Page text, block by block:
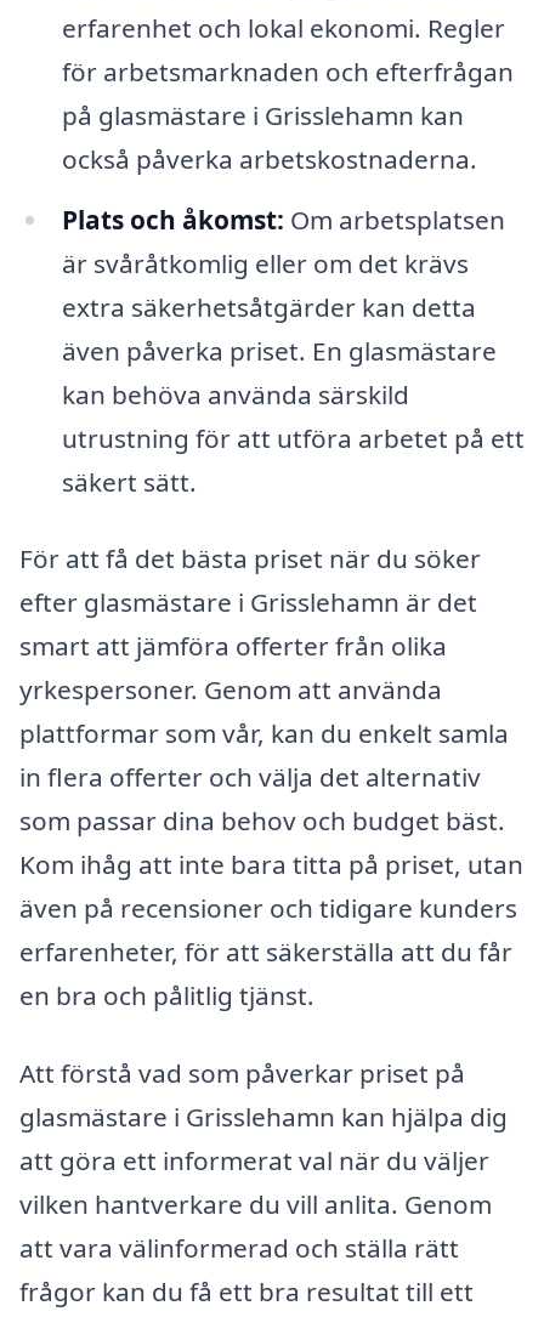
erfarenhet och lokal ekonomi. Regler
för arbetsmarknaden och efterfrågan
på glasmästare i Grisslehamn kan
också påverka arbetskostnaderna.
Plats och åkomst: Om arbetsplatsen
är svåråtkomlig eller om det krävs
extra säkerhetsåtgärder kan detta
även påverka priset. En glasmästare
kan behöva använda särskild
utrustning för att utföra arbetet på ett
säkert sätt.
För att få det bästa priset när du söker
efter glasmästare i Grisslehamn är det
smart att jämföra offerter från olika
yrkespersoner. Genom att använda
plattformar som vår, kan du enkelt samla
in flera offerter och välja det alternativ
som passar dina behov och budget bäst.
Kom ihåg att inte bara titta på priset, utan
även på recensioner och tidigare kunders
erfarenheter, för att säkerställa att du får
en bra och pålitlig tjänst.
Att förstå vad som påverkar priset på
glasmästare i Grisslehamn kan hjälpa dig
att göra ett informerat val när du väljer
vilken hantverkare du vill anlita. Genom
att vara välinformerad och ställa rätt
frågor kan du få ett bra resultat till ett